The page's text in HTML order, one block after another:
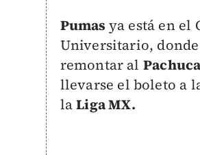
Pumas ya está en el
Universitario,
remontar al
llevarse el boleto a
laLiga MX.